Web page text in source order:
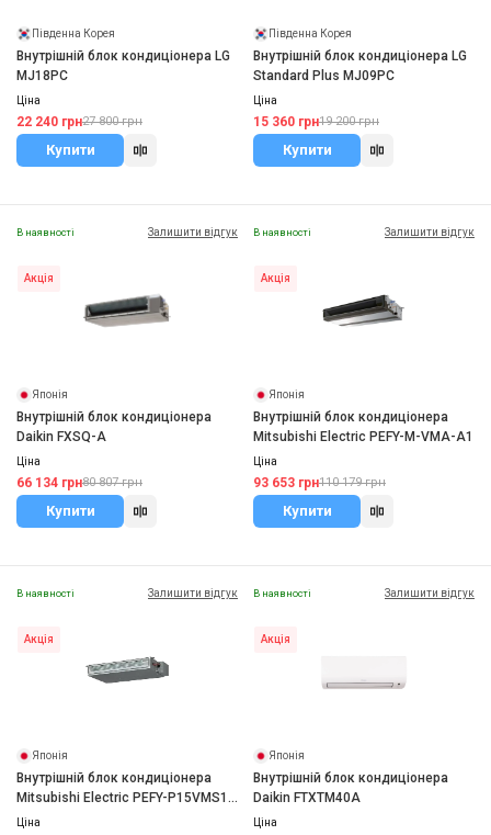
Південна Корея
Внутрішній блок кондиціонера LG
MJ18PC
Ціна
22 240 грн27 800 грн
Купити
Південна Корея
Внутрішній блок кондиціонера LG
Standard Plus MJ09PC
Ціна
15 360 грн19 200 грн
Купити
В наявності Залишити відгук
Акція
Японія
Внутрішній блок кондиціонера
Daikin FXSQ-A
Ціна
66 134 грн80 807 грн
Купити
В наявності Залишити відгук
Акція
Японія
Внутрішній блок кондиціонера
Mitsubishi Electric PEFY-M-VMA-A1
Ціна
93 653 грн110 179 грн
Купити
В наявності Залишити відгук
Акція
Японія
Внутрішній блок кондиціонера
Mitsubishi Electric PEFY-P15VMS1-
EЦіна
В наявності Залишити відгук
Акція
Японія
Внутрішній блок кондиціонера
Daikin FTXTM40A
Ціна